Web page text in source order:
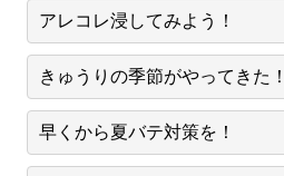
アレコレ浸してみよう！
きゅうりの季節がやってきた！
早くから夏バテ対策を！